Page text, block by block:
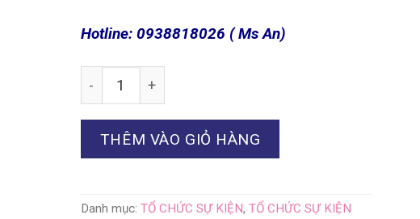
Hotline: 0938818026 ( Ms An)
THÊM VÀO GIỎ HÀNG
Danh mục: TỔ CHỨC SỰ KIỆN, TỔ CHỨC SỰ KIỆN